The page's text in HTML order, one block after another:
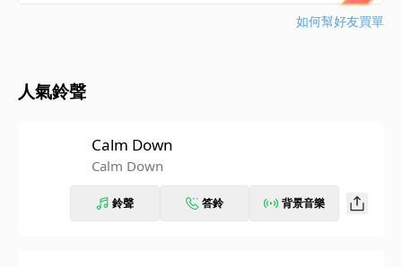
如何幫好友買單
人氣鈴聲
Calm Down
Calm Down
鈴聲 答鈴 背景音樂